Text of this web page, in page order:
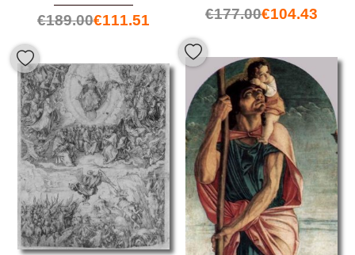
€177.00€104.43
€189.00€111.51